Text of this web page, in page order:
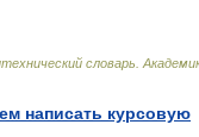
словарь
написать курсовую